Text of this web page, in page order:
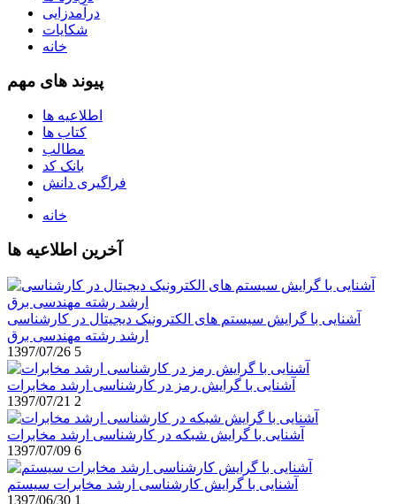
درآمدزایی
شکایات
خانه
پیوند های مهم
اطلاعیه ها
کتاب ها
مطالب
بانک کد
فراگیری دانش
خانه
آخرین اطلاعیه ها
آشنایی با گرایش سیستم های الکترونیک دیجیتال در کارشناسی
ارشد رشته مهندسی برق
1397/07/26 5
آشنایی با گرایش رمز در کارشناسی ارشد مخابرات
1397/07/21 2
آشنایی با گرایش شبکه در کارشناسی ارشد مخابرات
1397/07/09 6
آشنایی با گرایش کارشناسی ارشد مخابرات سیستم
1397/06/30 1